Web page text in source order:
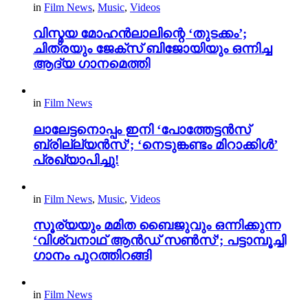
in Film News, Music, Videos
വിസ്മയ മോഹൻലാലിന്റെ ‘തുടക്കം’;
ചിത്രയും ജേക്സ് ബിജോയിയും ഒന്നിച്ച
ആദ്യ ഗാനമെത്തി
in Film News
ലാലേട്ടനൊപ്പം ഇനി ‘പോത്തേട്ടൻസ്
ബ്രില്ല്യൻസ്’; ‘നെടുങ്കണ്ടം മിറാക്കിൾ’
പ്രഖ്യാപിച്ചു!
in Film News, Music, Videos
സൂര്യയും മമിത ബൈജുവും ഒന്നിക്കുന്ന
‘വിശ്വനാഥ് ആൻഡ് സൺസ്’; പട്ടാമ്പൂച്ചി
ഗാനം പുറത്തിറങ്ങി
in Film News